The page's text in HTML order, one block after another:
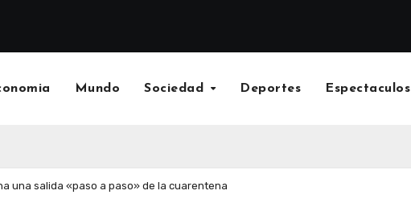
Mundo Sociedad Deportes Espectaculos
una salida «paso a paso» de la cuarentena